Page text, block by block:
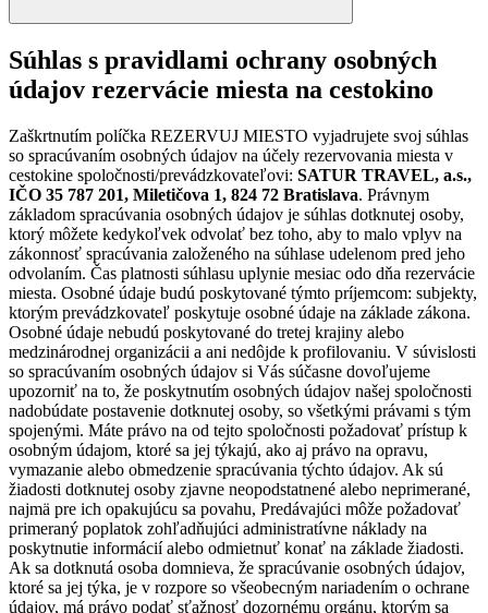
Súhlas s pravidlami ochrany osobných
údajov rezervácie miesta na cestokino
Zaškrtnutím políčka REZERVUJ MIESTO vyjadrujete svoj súhlas
so spracúvaním osobných údajov na účely rezervovania miesta v
cestokine spoločnosti/prevádzkovateľovi: SATUR TRAVEL, a.s.,
IČO 35 787 201, Miletičova 1, 824 72 Bratislava. Právnym
základom spracúvania osobných údajov je súhlas dotknutej osoby,
ktorý môžete kedykoľvek odvolať bez toho, aby to malo vplyv na
zákonnosť spracúvania založeného na súhlase udelenom pred jeho
odvolaním. Čas platnosti súhlasu uplynie mesiac odo dňa rezervácie
miesta. Osobné údaje budú poskytované týmto príjemcom: subjekty,
ktorým prevádzkovateľ poskytuje osobné údaje na základe zákona.
Osobné údaje nebudú poskytované do tretej krajiny alebo
medzinárodnej organizácii a ani nedôjde k profilovaniu. V súvislosti
so spracúvaním osobných údajov si Vás súčasne dovoľujeme
upozorniť na to, že poskytnutím osobných údajov našej spoločnosti
nadobúdate postavenie dotknutej osoby, so všetkými právami s tým
spojenými. Máte právo na od tejto spoločnosti požadovať prístup k
osobným údajom, ktoré sa jej týkajú, ako aj právo na opravu,
vymazanie alebo obmedzenie spracúvania týchto údajov. Ak sú
žiadosti dotknutej osoby zjavne neopodstatnené alebo neprimerané,
najmä pre ich opakujúcu sa povahu, Predávajúci môže požadovať
primeraný poplatok zohľadňujúci administratívne náklady na
poskytnutie informácií alebo odmietnuť konať na základe žiadosti.
Ak sa dotknutá osoba domnieva, že spracúvanie osobných údajov,
ktoré sa jej týka, je v rozpore so všeobecným nariadením o ochrane
údajov, má právo podať sťažnosť dozornému orgánu, ktorým sa